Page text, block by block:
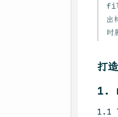
出
时
打
1.
1.1